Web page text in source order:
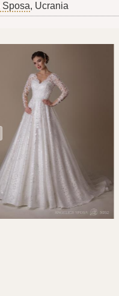
, Ucrania